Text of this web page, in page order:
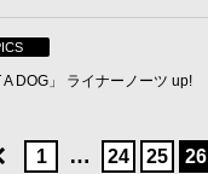
A DOG」 ライナーノーツ up!
1 … 24 25 26